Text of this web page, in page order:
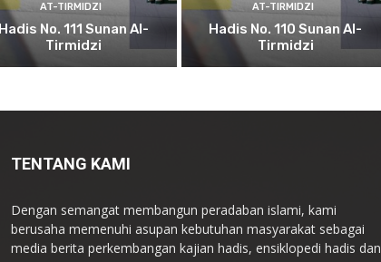
AT-TIRMIDZI
Hadis No. 111 Sunan Al-
Tirmidzi
AT-TIRMIDZI
Hadis No. 110 Sunan Al-
Tirmidzi
TENTANG KAMI
Dengan semangat membangun peradaban islami, kami
berusaha memenuhi asupan kebutuhan masyarakat sebagai
media berita perkembangan kajian hadis, ensiklopedi hadis dan